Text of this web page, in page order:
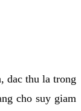
dac thu la trong
cho suy giam